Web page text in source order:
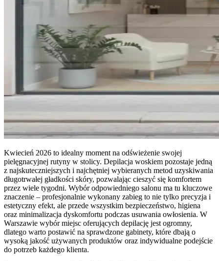
Kwiecień 2026 to idealny moment na odświeżenie swojej
pielęgnacyjnej rutyny w stolicy. Depilacja woskiem pozostaje jedną
z najskuteczniejszych i najchętniej wybieranych metod uzyskiwania
długotrwałej gładkości skóry, pozwalając cieszyć się komfortem
przez wiele tygodni. Wybór odpowiedniego salonu ma tu kluczowe
znaczenie – profesjonalnie wykonany zabieg to nie tylko precyzja i
estetyczny efekt, ale przede wszystkim bezpieczeństwo, higiena
oraz minimalizacja dyskomfortu podczas usuwania owłosienia. W
Warszawie wybór miejsc oferujących depilację jest ogromny,
dlatego warto postawić na sprawdzone gabinety, które dbają o
wysoką jakość używanych produktów oraz indywidualne podejście
do potrzeb każdego klienta.